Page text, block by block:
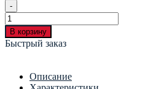
-
В корзину
Быстрый заказ
Описание